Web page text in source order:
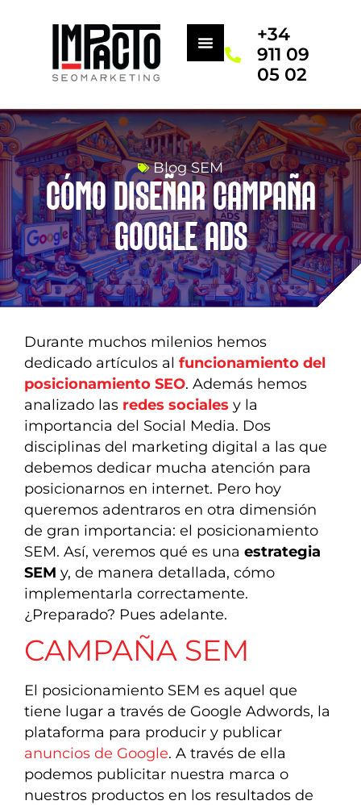
+34
911 09
05 02
Blog SEM
CÓMO DISEÑAR CAMPAÑA
GOOGLE ADS
Durante muchos milenios hemos
dedicado artículos al funcionamiento del
posicionamiento SEO. Además hemos
analizado las redes sociales y la
importancia del Social Media. Dos
disciplinas del marketing digital a las que
debemos dedicar mucha atención para
posicionarnos en internet. Pero hoy
queremos adentraros en otra dimensión
de gran importancia: el posicionamiento
SEM. Así, veremos qué es una estrategia
SEM y, de manera detallada, cómo
implementarla correctamente.
¿Preparado? Pues adelante.
CAMPAÑA SEM
El posicionamiento SEM es aquel que
tiene lugar a través de Google Adwords, la
plataforma para producir y publicar
anuncios de Google. A través de ella
podemos publicitar nuestra marca o
nuestros productos en los resultados de